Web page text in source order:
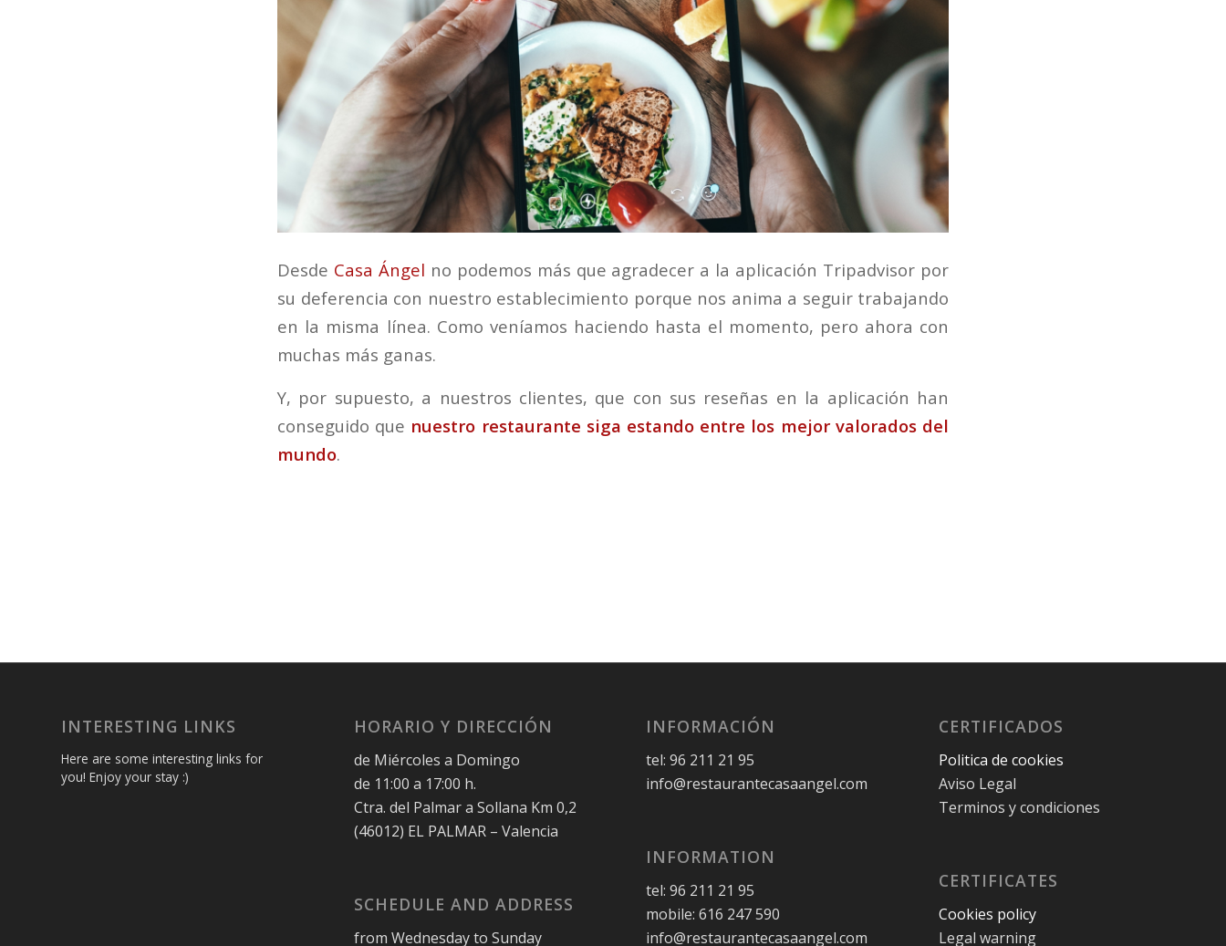
Desde Casa Ángel no podemos más que agradecer a la aplicación Tripadvisor por
su deferencia con nuestro establecimiento porque nos anima a seguir trabajando
en la misma línea. Como veníamos haciendo hasta el momento, pero ahora con
muchas más ganas.
Y, por supuesto, a nuestros clientes, que con sus reseñas en la aplicación han
conseguido que nuestro restaurante siga estando entre los mejor valorados del
mundo.
INTERESTING LINKS
Here are some interesting links for
you! Enjoy your stay :)
HORARIO Y DIRECCIÓN
de Miércoles a Domingo
de 11:00 a 17:00 h.
Ctra. del Palmar a Sollana Km 0,2
(46012) EL PALMAR – Valencia
SCHEDULE AND ADDRESS
from Wednesday to Sunday
INFORMACIÓN
tel: 96 211 21 95
info@restaurantecasaangel.com
INFORMATION
tel: 96 211 21 95
mobile: 616 247 590
info@restaurantecasaangel.com
CERTIFICADOS
Politica de cookies
Aviso Legal
Terminos y condiciones
CERTIFICATES
Cookies policy
Legal warning